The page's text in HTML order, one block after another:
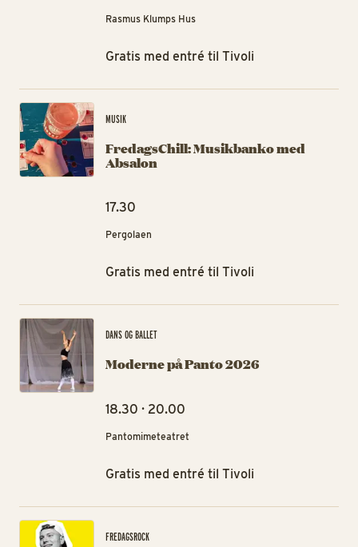
Rasmus Klumps Hus
Gratis med entré til Tivoli
MUSIK
FredagsChill: Musikbanko med
Absalon
17.30
Pergolaen
Gratis med entré til Tivoli
DANS OG BALLET
Moderne på Panto 2026
18.30 · 20.00
Pantomimeteatret
Gratis med entré til Tivoli
FREDAGSROCK